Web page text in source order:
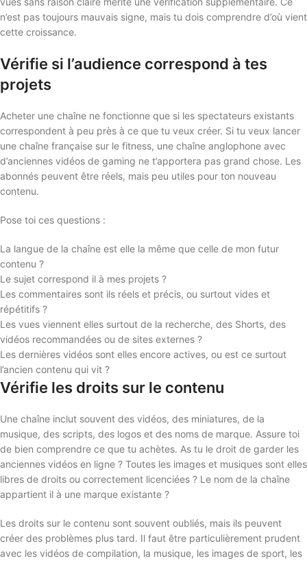
n’est pas toujours mauvais signe, mais tu dois comprendre d’où vient
cette croissance.
Vérifie si l’audience correspond à tes
projets
Acheter une chaîne ne fonctionne que si les spectateurs existants
correspondent à peu près à ce que tu veux créer. Si tu veux lancer
une chaîne française sur le fitness, une chaîne anglophone avec
d’anciennes vidéos de gaming ne t’apportera pas grand chose. Les
abonnés peuvent être réels, mais peu utiles pour ton nouveau
contenu.
Pose toi ces questions :
La langue de la chaîne est elle la même que celle de mon futur
contenu ?
Le sujet correspond il à mes projets ?
Les commentaires sont ils réels et précis, ou surtout vides et
répétitifs ?
Les vues viennent elles surtout de la recherche, des Shorts, des
vidéos recommandées ou de sites externes ?
Les dernières vidéos sont elles encore actives, ou est ce surtout
l’ancien contenu qui vit ?
Vérifie les droits sur le contenu
Une chaîne inclut souvent des vidéos, des miniatures, de la
musique, des scripts, des logos et des noms de marque. Assure toi
de bien comprendre ce que tu achètes. As tu le droit de garder les
anciennes vidéos en ligne ? Toutes les images et musiques sont elles
libres de droits ou correctement licenciées ? Le nom de la chaîne
appartient il à une marque existante ?
Les droits sur le contenu sont souvent oubliés, mais ils peuvent
créer des problèmes plus tard. Il faut être particulièrement prudent
avec les vidéos de compilation, la musique, les images de sport, les